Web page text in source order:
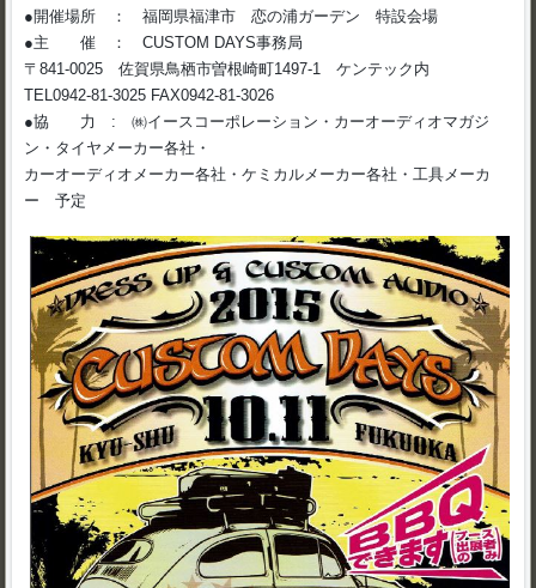
●開催場所 ： 福岡県福津市 恋の浦ガーデン 特設会場
●主 催 ： CUSTOM DAYS事務局
〒841-0025 佐賀県鳥栖市曽根崎町1497-1 ケンテック内
TEL0942-81-3025 FAX0942-81-3026
●協 力 : ㈱イースコーポレーション・カーオーディオマガジ
ン・タイヤメーカー各社・
カーオーディオメーカー各社・ケミカルメーカー各社・工具メーカ
ー 予定